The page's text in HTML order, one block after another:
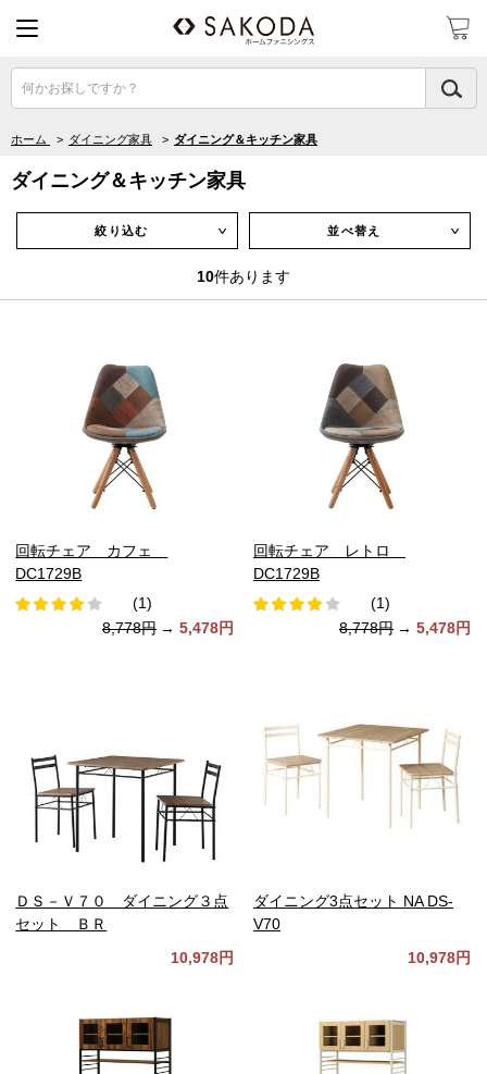
何かお探しですか？
ホーム > ダイニング家具 > ダイニング＆キッチン家具
ダイニング＆キッチン家具
絞り込む ∨ 並べ替え ∨
10件あります
回転チェア カフェ
DC1729B
(1)
8,778円 → 5,478円
回転チェア レトロ
DC1729B
(1)
8,778円 → 5,478円
ＤＳ－Ｖ７０ ダイニング３点
セット ＢＲ
10,978円
ダイニング3点セット NA DS-
V70
10,978円